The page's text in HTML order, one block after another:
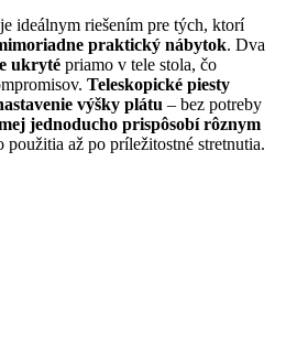
je ideálnym riešením pre tých, ktorí
praktický nábytok. Dva
ukryté priamo v tele stola, čo
Teleskopické piesty
výšky plátu – bez potreby
jednoducho prispôsobí rôznym
použitia až po príležitostné stretnutia.